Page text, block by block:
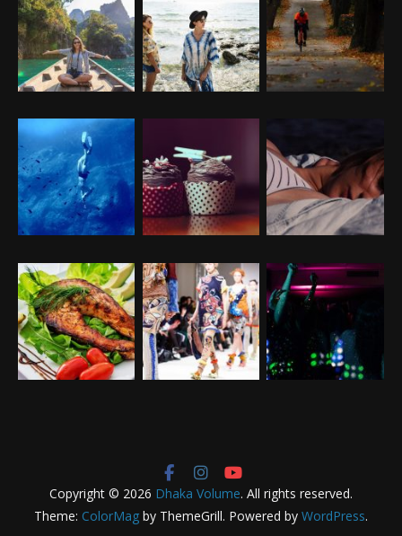
Copyright © 2026 Dhaka Volume. All rights reserved.
Theme: ColorMag by ThemeGrill. Powered by WordPress.